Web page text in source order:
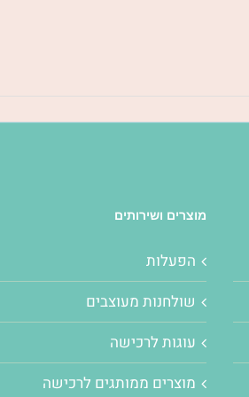
מוצרים ושירותים
הפעלות
שולחנות מעוצבים
עוגות לרכישה
מוצרים ממותגים לרכישה